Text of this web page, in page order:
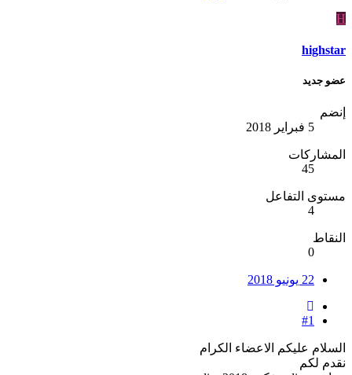
H
highstar
عضو جديد
إنضم
5 فبراير 2018
المشاركات
45
مستوى التفاعل
4
النقاط
0
22 يونيو 2018
#1
السلام عليكم الاعضاء الكرام
نقدم لكم